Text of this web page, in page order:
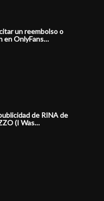
un reembolso o
en OnlyFans…
de RINA de
(I Was…